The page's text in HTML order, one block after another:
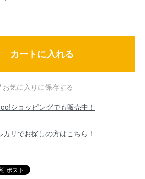
カートに入れる
お気に入りに保存する
ショッピングでも販売中！
カリでお探しの方はこちら！